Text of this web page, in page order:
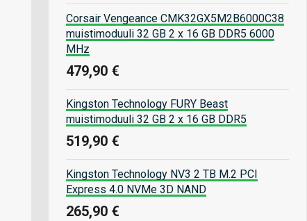
Corsair Vengeance CMK32GX5M2B6000C38
muistimoduuli 32 GB 2 x 16 GB DDR5 6000
MHz
479,90 €
Kingston Technology FURY Beast
muistimoduuli 32 GB 2 x 16 GB DDR5
519,90 €
Kingston Technology NV3 2 TB M.2 PCI
Express 4.0 NVMe 3D NAND
265,90 €